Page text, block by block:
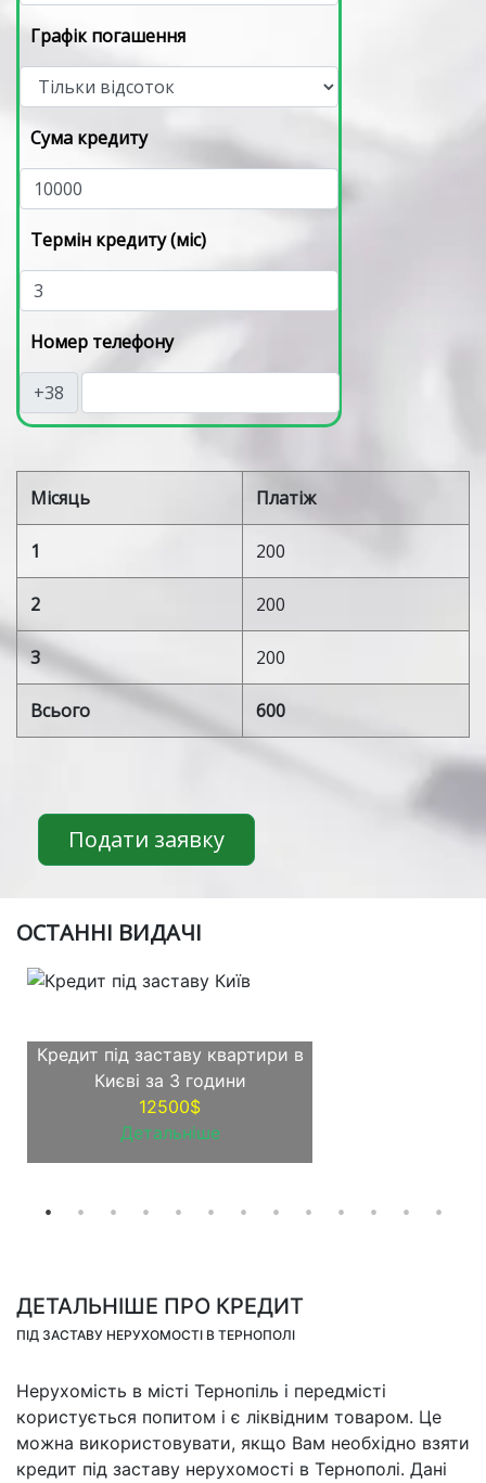
Графік погашення
Сума кредиту
Термін кредиту (міс)
Номер телефону
+38
Місяць Платіж
1 200
2 200
3 200
Всього 600
Подати заявку
ОСТАННІ ВИДАЧІ
Кредит під заставу квартири в
Києві за 3 години
12500$
Детальніше
ДЕТАЛЬНІШЕ ПРО КРЕДИТ
ПІД ЗАСТАВУ НЕРУХОМОСТІ В ТЕРНОПОЛІ
Нерухомість в місті Тернопіль і передмісті
користується попитом і є ліквідним товаром. Це
можна використовувати, якщо Вам необхідно взяти
кредит під заставу нерухомості в Тернополі. Дані